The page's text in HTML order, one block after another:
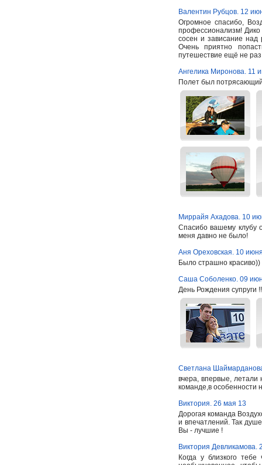
Валентин Рубцов. 12
Огромное спасибо,
профессионализм!
сосен и зависание
Очень приятно
путешествие ещё не
Ангелика Миронова. 11
Полет был
Миррайя Ахадова. 10
Спасибо вашему клубу
меня давно не было!
Аня Ореховская. 10
Было страшно
Саша Соболенко. 09
День Рождения супруги
Светлана
вчера, впервые,
команде,в особенности
Виктория. 26 мая 13
Дорогая команда
и впечатлений. Так
Вы - лучшие !
Виктория Девликамова.
Когда у близкого